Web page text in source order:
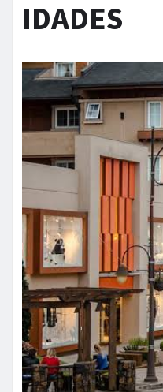
IDADES